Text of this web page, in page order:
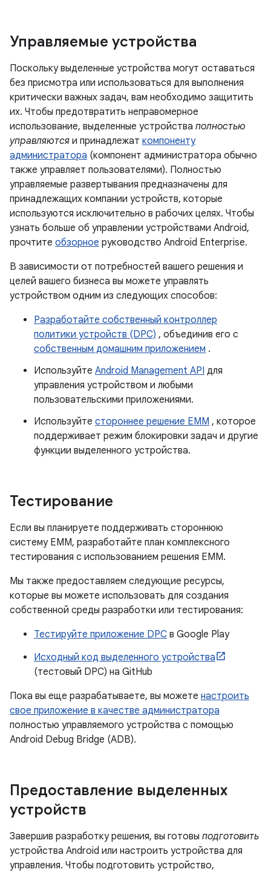
Управляемые устройства
Поскольку выделенные устройства могут оставаться
без присмотра или использоваться для выполнения
критически важных задач, вам необходимо защитить
их. Чтобы предотвратить неправомерное
использование, выделенные устройства полностью
управляются и принадлежат компоненту
администратора (компонент администратора обычно
также управляет пользователями). Полностью
управляемые развертывания предназначены для
принадлежащих компании устройств, которые
используются исключительно в рабочих целях. Чтобы
узнать больше об управлении устройствами Android,
прочтите обзорное руководство Android Enterprise.
В зависимости от потребностей вашего решения и
целей вашего бизнеса вы можете управлять
устройством одним из следующих способов:
Разработайте собственный контроллер
политики устройств (DPC) , объединив его с
собственным домашним приложением .
Используйте Android Management API для
управления устройством и любыми
пользовательскими приложениями.
Используйте стороннее решение EMM , которое
поддерживает режим блокировки задач и другие
функции выделенного устройства.
Тестирование
Если вы планируете поддерживать стороннюю
систему EMM, разработайте план комплексного
тестирования с использованием решения EMM.
Мы также предоставляем следующие ресурсы,
которые вы можете использовать для создания
собственной среды разработки или тестирования:
Тестируйте приложение DPC в Google Play
Исходный код выделенного устройства
(тестовый DPC) на GitHub
Пока вы еще разрабатываете, вы можете настроить
свое приложение в качестве администратора
полностью управляемого устройства с помощью
Android Debug Bridge (ADB).
Предоставление выделенных
устройств
Завершив разработку решения, вы готовы подготовить
устройства Android или настроить устройства для
управления. Чтобы подготовить устройство,